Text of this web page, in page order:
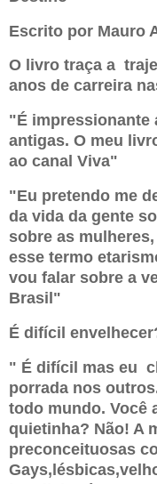
Escrito por Mauro
O livro traça a
anos de carreira
"É impressionante
antigas. O meu
ao canal Viva"
"Eu pretendo me
da vida da gente
sobre as
esse termo
vou falar sobre a
Brasil"
É difícil
" É difícil mas eu
porrada nos
todo mundo. Você
quietinha? Não! A
preconceituosas